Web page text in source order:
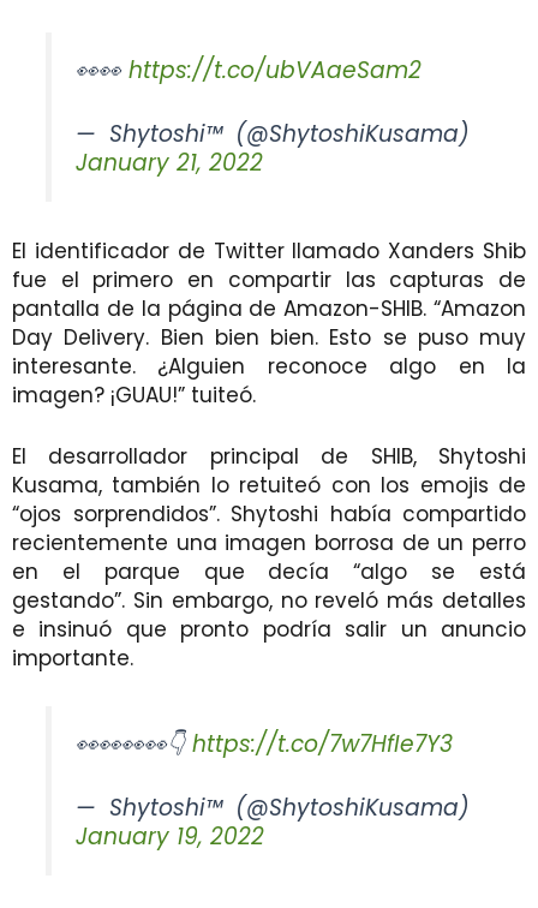
👀👀https://t.co/ubVAaeSam2
— Shytoshi™ (@ShytoshiKusama)
January 21, 2022
El identificador de Twitter llamado Xanders Shib
fue el primero en compartir las capturas de
pantalla de la página de Amazon-SHIB. “Amazon
Day Delivery. Bien bien bien. Esto se puso muy
interesante. ¿Alguien reconoce algo en la
imagen? ¡GUAU!” tuiteó.
El desarrollador principal de SHIB, Shytoshi
Kusama, también lo retuiteó con los emojis de
“ojos sorprendidos”. Shytoshi había compartido
recientemente una imagen borrosa de un perro
en el parque que decía “algo se está
gestando”. Sin embargo, no reveló más detalles
e insinuó que pronto podría salir un anuncio
importante.
👀👀👀👀👇https://t.co/7w7HfIe7Y3
— Shytoshi™ (@ShytoshiKusama)
January 19, 2022